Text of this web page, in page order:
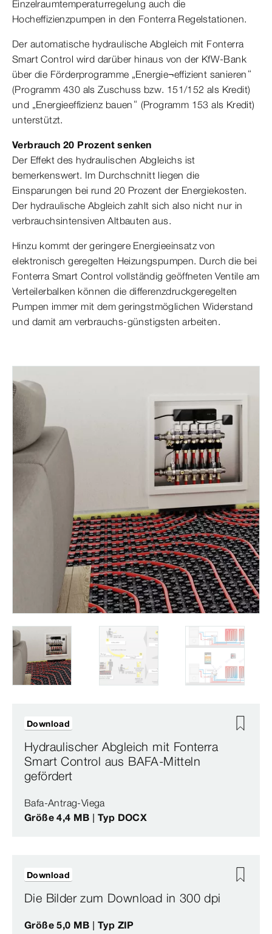
Einzelraumtemperaturregelung auch die
Hocheffizienzpumpen in den Fonterra Regelstationen.
Der automatische hydraulische Abgleich mit Fonterra
Smart Control wird darüber hinaus von der KfW-Bank
über die Förderprogramme „Energie¬effizient sanieren“
(Programm 430 als Zuschuss bzw. 151/152 als Kredit)
und „Energieeffizienz bauen“ (Programm 153 als Kredit)
unterstützt.
Verbrauch 20 Prozent senken
Der Effekt des hydraulischen Abgleichs ist
bemerkenswert. Im Durchschnitt liegen die
Einsparungen bei rund 20 Prozent der Energiekosten.
Der hydraulische Abgleich zahlt sich also nicht nur in
verbrauchsintensiven Altbauten aus.
Hinzu kommt der geringere Energieeinsatz von
elektronisch geregelten Heizungspumpen. Durch die bei
Fonterra Smart Control vollständig geöffneten Ventile am
Verteilerbalken können die differenzdruckgeregelten
Pumpen immer mit dem geringstmöglichen Widerstand
und damit am verbrauchs-günstigsten arbeiten.
Hydraulischer Abgleich mit Fonterra
Smart Control aus BAFA-Mitteln
gefördert
Bafa-Antrag-Viega
Größe 4,4 MB | Typ DOCX
Download
Die Bilder zum Download in 300 dpi
Größe 5,0 MB | Typ ZIP
Download